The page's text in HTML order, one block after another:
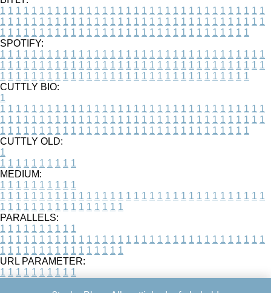
1 1 1 1 1 1 1 1 1 1 1 1 1 1 1 1 1 1 1 1 1 1 1 1 1 1 1 1 1 1 1 1 1 1
1 1 1 1 1 1 1 1 1 1 1 1 1 1 1 1 1 1 1 1 1 1 1 1 1 1 1 1 1 1 1 1 1 1
1 1 1 1 1 1 1 1 1 1 1 1 1 1 1 1 1 1 1 1 1 1 1 1 1 1 1 1 1 1 1 1
SPOTIFY:
1 1 1 1 1 1 1 1 1 1 1 1 1 1 1 1 1 1 1 1 1 1 1 1 1 1 1 1 1 1 1 1 1 1
1 1 1 1 1 1 1 1 1 1 1 1 1 1 1 1 1 1 1 1 1 1 1 1 1 1 1 1 1 1 1 1 1 1
1 1 1 1 1 1 1 1 1 1 1 1 1 1 1 1 1 1 1 1 1 1 1 1 1 1 1 1 1 1 1 1
CUTTLY BIO:
1
1 1 1 1 1 1 1 1 1 1 1 1 1 1 1 1 1 1 1 1 1 1 1 1 1 1 1 1 1 1 1 1 1 1
1 1 1 1 1 1 1 1 1 1 1 1 1 1 1 1 1 1 1 1 1 1 1 1 1 1 1 1 1 1 1 1 1 1
1 1 1 1 1 1 1 1 1 1 1 1 1 1 1 1 1 1 1 1 1 1 1 1 1 1 1 1 1 1 1 1
CUTTLY OLD:
1
1 1 1 1 1 1 1 1 1 1
MEDIUM:
1 1 1 1 1 1 1 1 1 1
1 1 1 1 1 1 1 1 1 1 1 1 1 1 1 1 1 1 1 1 1 1 1 1 1 1 1 1 1 1 1 1 1 1
1 1 1 1 1 1 1 1 1 1 1 1 1 1 1 1
PARALLELS:
1 1 1 1 1 1 1 1 1 1
1 1 1 1 1 1 1 1 1 1 1 1 1 1 1 1 1 1 1 1 1 1 1 1 1 1 1 1 1 1 1 1 1 1
1 1 1 1 1 1 1 1 1 1 1 1 1 1 1 1
URL PARAMETER:
1 1 1 1 1 1 1 1 1 1